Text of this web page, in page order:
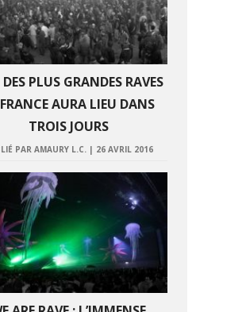
PLUS GRANDES RAVES
AURA LIEU DANS
TROIS JOURS
PAR AMAURY L.C. | 26 AVRIL 2016